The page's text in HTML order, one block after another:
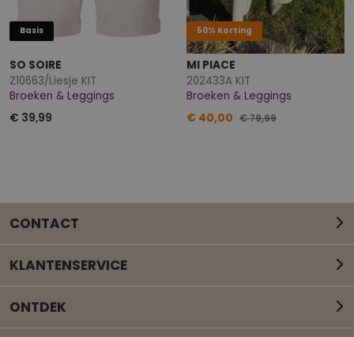
Basis
SO SOIRE
Z10663/Liesje KIT
Broeken & Leggings
€ 39,99
50% Korting
MI PIACE
202433A KIT
Broeken & Leggings
€ 40,00 € 79,99
CONTACT
KLANTENSERVICE
ONTDEK